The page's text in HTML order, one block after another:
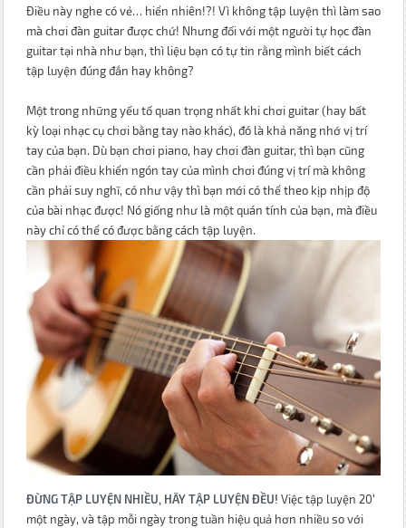
Điều này nghe có vẻ… hiển nhiên!?! Vì không tập luyện thì làm sao
mà chơi đàn guitar được chứ! Nhưng đối với một người tự học đàn
guitar tại nhà như bạn, thì liệu bạn có tự tin rằng mình biết cách
tập luyện đúng đắn hay không?
Một trong những yếu tố quan trọng nhất khi chơi guitar (hay bất
kỳ loại nhạc cụ chơi bằng tay nào khác), đó là khả năng nhớ vị trí
tay của bạn. Dù bạn chơi piano, hay chơi đàn guitar, thì bạn cũng
cần phải điều khiển ngón tay của mình chơi đúng vị trí mà không
cần phải suy nghĩ, có như vậy thì bạn mới có thể theo kịp nhịp độ
của bài nhạc được! Nó giống như là một quán tính của bạn, mà điều
này chỉ có thể có được bằng cách tập luyện.
ĐỪNG TẬP LUYỆN NHIỀU, HÃY TẬP LUYỆN ĐỀU! Việc tập luyện 20′
một ngày, và tập mỗi ngày trong tuần hiệu quả hơn nhiều so với